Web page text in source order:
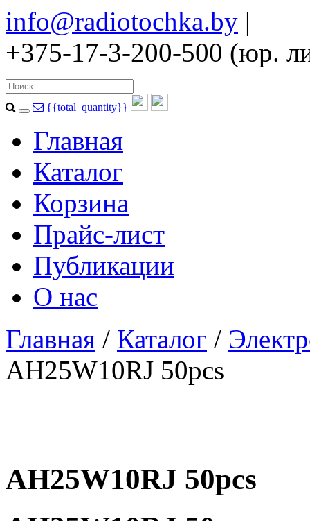
info@radiotochka.by |
+375-17-3-200-500 (юр.
{{total_quantity}}
Главная
Каталог
Корзина
Прайс-лист
Публикации
О нас
Главная / Каталог /
AH25W10RJ 50pcs
AH25W10RJ 50pcs